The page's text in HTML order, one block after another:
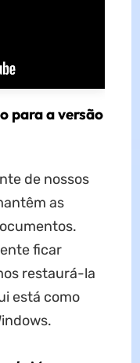
para a versão
de nossos
as
ficar
restaurá-la
está como